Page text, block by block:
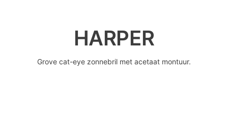
HARPER
Grove cat-eye zonnebril met acetaat montuur.